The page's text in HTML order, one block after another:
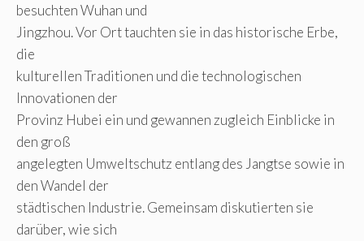
besuchten Wuhan und
Jingzhou. Vor Ort tauchten sie in das historische Erbe,
die
kulturellen Traditionen und die technologischen
Innovationen der
Provinz Hubei ein und gewannen zugleich Einblicke in
den groß
angelegten Umweltschutz entlang des Jangtse sowie in
den Wandel der
städtischen Industrie. Gemeinsam diskutierten sie
darüber, wie sich